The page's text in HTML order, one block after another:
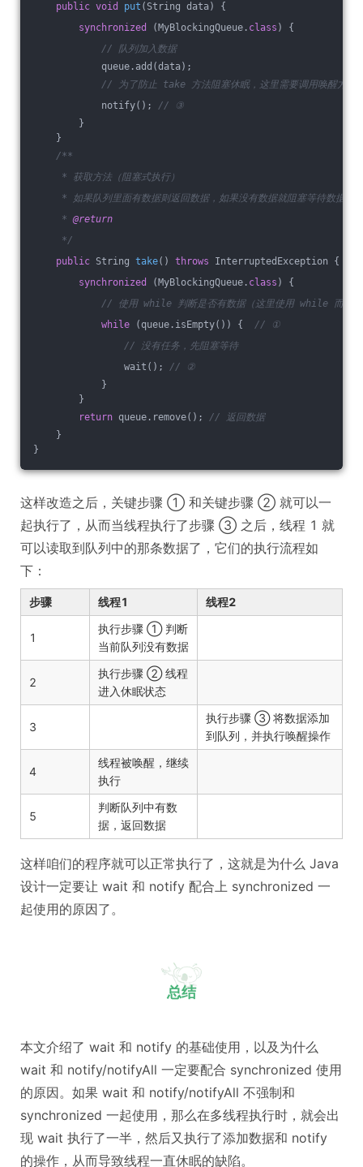
public void put (String data)
{
synchronized
(MyBlockingQueue . class ) {
// 队列加入数据
queue.add(data);
// 为了防止 take 方法阻塞休眠，这里需要调用唤醒方
notify(); // ③
}
}
/**
* 获取方法（阻塞式执行）
* 如果队列里面有数据则返回数据，如果没有数据就阻塞等待数据
* @return
*/
public String take() throws InterruptedException {
synchronized
(MyBlockingQueue . class ) {
// 使用 while 判断是否有数据（这里使用 while 而非
while (queue.isEmpty()) { // ①
// 没有任务，先阻塞等待
wait(); // ②
}
}
return queue.remove(); // 返回数据
}
}
这样改造之后，关键步骤 ① 和关键步骤 ② 就可以一
起执行了，从而当线程执行了步骤 ③ 之后，线程 1 就
可以读取到队列中的那条数据了，它们的执行流程如
下：
步骤 线程1 线程2
1
执行步骤 ① 判断
当前队列没有数据
2
执行步骤 ② 线程
进入休眠状态
3
执行步骤 ③ 将数据添加
到队列，并执行唤醒操作
4
线程被唤醒，继续
执行
5
判断队列中有数
据，返回数据
这样咱们的程序就可以正常执行了，这就是为什么 Java
设计一定要让 wait 和 notify 配合上 synchronized 一
起使用的原因了。
总结
本文介绍了 wait 和 notify 的基础使用，以及为什么
wait 和 notify/notifyAll 一定要配合 synchronized 使用
的原因。如果 wait 和 notify/notifyAll 不强制和
synchronized 一起使用，那么在多线程执行时，就会出
现 wait 执行了一半，然后又执行了添加数据和 notify
的操作，从而导致线程一直休眠的缺陷。 ​